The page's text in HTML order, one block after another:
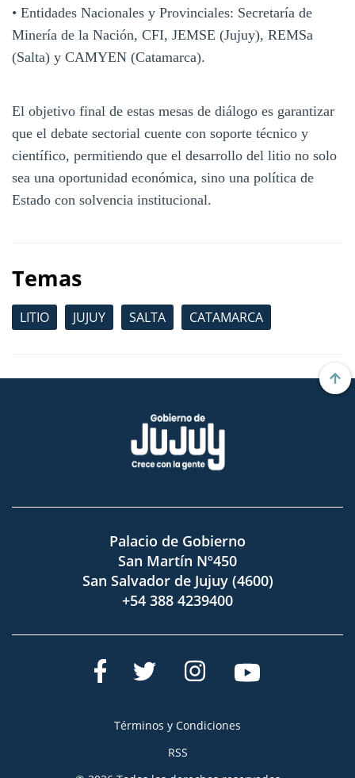
• Entidades Nacionales y Provinciales: Secretaría de
Minería de la Nación, CFI, JEMSE (Jujuy), REMSa
(Salta) y CAMYEN (Catamarca).
El objetivo final de estas mesas de diálogo es garantizar
que el debate sectorial cuente con soporte técnico y
científico, permitiendo que el desarrollo del litio no solo
sea una oportunidad económica, sino una política de
Estado con solvencia institucional.
Temas
LITIO JUJUY SALTA CATAMARCA
Palacio de Gobierno
San Martín Nº450
San Salvador de Jujuy (4600)
+54 388 4239400
Términos y Condiciones
RSS